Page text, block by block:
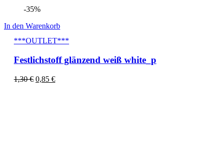
-35%
In den Warenkorb
***OUTLET***
Festlichstoff glänzend weiß white_p
1,30€ 0,85 €